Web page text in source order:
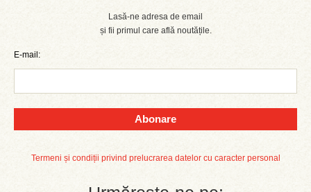
Lasă-ne adresa de email
și fii primul care află noutățile.
E-mail:
Abonare
Termeni și condiții privind prelucrarea datelor cu caracter personal